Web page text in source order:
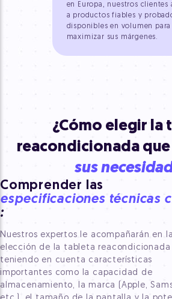
en Europa, nuestros clientes
a productos fiables y
disponibles en volumen para
maximizar sus márgenes.
¿Cómo elegir la
reacondicionada que
sus
Comprender las
especificaciones técnicas
:
Nuestros expertos le acompañarán en la
elección de la tableta reacondicionada
teniendo en cuenta características
importantes como la capacidad de
almacenamiento, la marca (Apple,